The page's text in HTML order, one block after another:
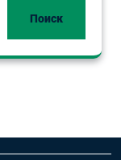
Поиск